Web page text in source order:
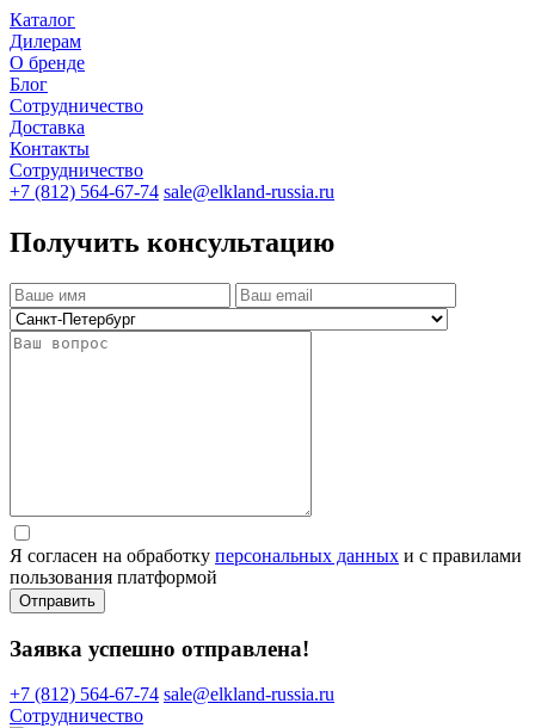
Каталог
Дилерам
О бренде
Блог
Сотрудничество
Доставка
Контакты
Сотрудничество
+7 (812) 564-67-74 sale@elkland-russia.ru
Получить консультацию
Я согласен на обработку персональных данных и с правилами
пользования платформой
Отправить
Заявка успешно отправлена!
+7 (812) 564-67-74 sale@elkland-russia.ru
Сотрудничество